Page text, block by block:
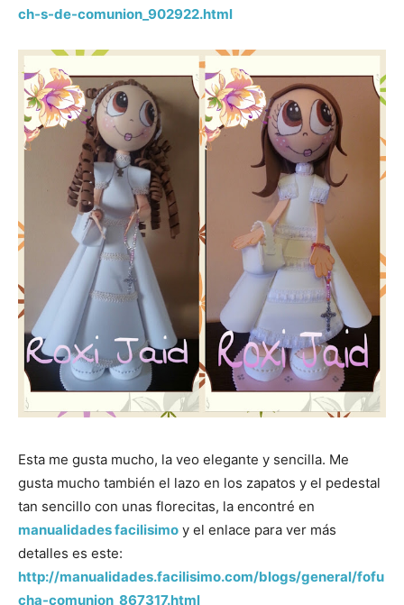
ch-s-de-comunion_902922.html
Esta me gusta mucho, la veo elegante y sencilla. Me
gusta mucho también el lazo en los zapatos y el pedestal
tan sencillo con unas florecitas, la encontré en
manualidades facilisimo y el enlace para ver más
detalles es este:
http://manualidades.facilisimo.com/blogs/general/fofu
cha-comunion_867317.html